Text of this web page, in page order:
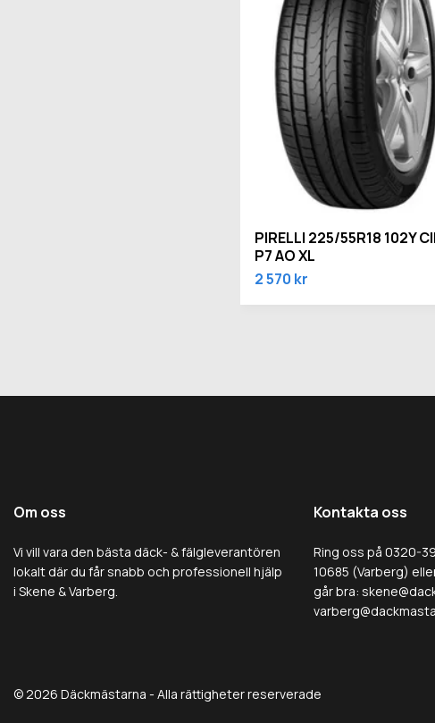
PIRELLI 225/55R18 102Y
P7 AO XL
2 570 kr
Om oss
Vi vill vara den bästa däck- & fälgleverantören
lokalt där du får snabb och professionell hjälp
i Skene & Varberg.
Kontakta oss
Ring oss på 0320-
10685 (Varberg)
går bra:
© 2026 Däckmästarna - Alla rättigheter reserverade